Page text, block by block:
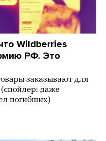
Wildberries
РФ. Это
заказывают для
даже
погибших)